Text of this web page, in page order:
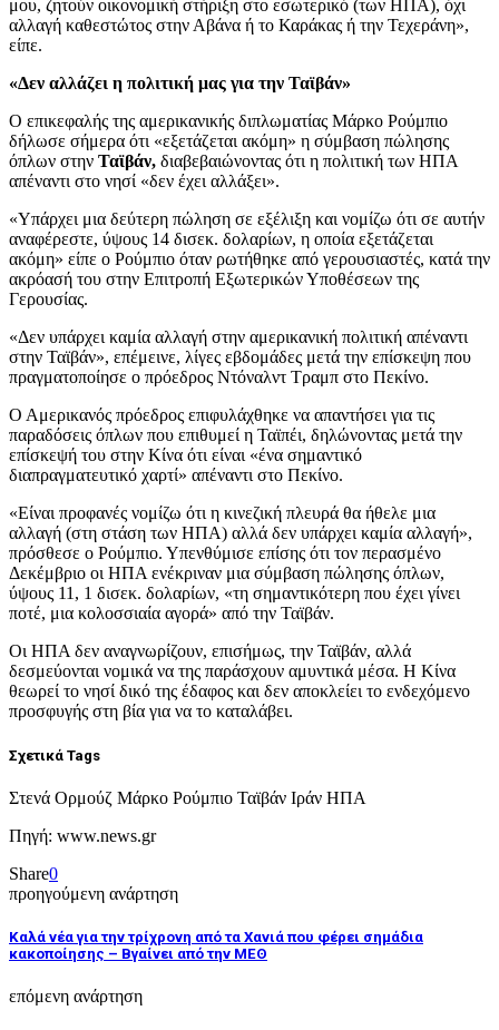
μου, ζητούν οικονομική στήριξη στο εσωτερικό (των ΗΠΑ), όχι
αλλαγή καθεστώτος στην Αβάνα ή το Καράκας ή την Τεχεράνη»,
είπε.
«Δεν αλλάζει η πολιτική μας για την Ταϊβάν»
Ο επικεφαλής της αμερικανικής διπλωματίας Μάρκο Ρούμπιο
δήλωσε σήμερα ότι «εξετάζεται ακόμη» η σύμβαση πώλησης
όπλων στην Ταϊβάν, διαβεβαιώνοντας ότι η πολιτική των ΗΠΑ
απέναντι στο νησί «δεν έχει αλλάξει».
«Υπάρχει μια δεύτερη πώληση σε εξέλιξη και νομίζω ότι σε αυτήν
αναφέρεστε, ύψους 14 δισεκ. δολαρίων, η οποία εξετάζεται
ακόμη» είπε ο Ρούμπιο όταν ρωτήθηκε από γερουσιαστές, κατά την
ακρόασή του στην Επιτροπή Εξωτερικών Υποθέσεων της
Γερουσίας.
«Δεν υπάρχει καμία αλλαγή στην αμερικανική πολιτική απέναντι
στην Ταϊβάν», επέμεινε, λίγες εβδομάδες μετά την επίσκεψη που
πραγματοποίησε ο πρόεδρος Ντόναλντ Τραμπ στο Πεκίνο.
Ο Αμερικανός πρόεδρος επιφυλάχθηκε να απαντήσει για τις
παραδόσεις όπλων που επιθυμεί η Ταϊπέι, δηλώνοντας μετά την
επίσκεψή του στην Κίνα ότι είναι «ένα σημαντικό
διαπραγματευτικό χαρτί» απέναντι στο Πεκίνο.
«Είναι προφανές νομίζω ότι η κινεζική πλευρά θα ήθελε μια
αλλαγή (στη στάση των ΗΠΑ) αλλά δεν υπάρχει καμία αλλαγή»,
πρόσθεσε ο Ρούμπιο. Υπενθύμισε επίσης ότι τον περασμένο
Δεκέμβριο οι ΗΠΑ ενέκριναν μια σύμβαση πώλησης όπλων,
ύψους 11, 1 δισεκ. δολαρίων, «τη σημαντικότερη που έχει γίνει
ποτέ, μια κολοσσιαία αγορά» από την Ταϊβάν.
Οι ΗΠΑ δεν αναγνωρίζουν, επισήμως, την Ταϊβάν, αλλά
δεσμεύονται νομικά να της παράσχουν αμυντικά μέσα. Η Κίνα
θεωρεί το νησί δικό της έδαφος και δεν αποκλείει το ενδεχόμενο
προσφυγής στη βία για να το καταλάβει.
Σχετικά Tags
Στενά Ορμούζ Μάρκο Ρούμπιο Ταϊβάν Ιράν ΗΠΑ
Πηγή: www.news.gr
Share0
προηγούμενη ανάρτηση
Καλά νέα για την τρίχρονη από τα Χανιά που φέρει σημάδια
κακοποίησης – Βγαίνει από την ΜΕΘ
επόμενη ανάρτηση